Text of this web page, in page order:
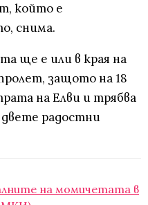
който е
снима.
ще е или в края на
защото на 18
на Елви и трябва
двете радостни
на момичетата в